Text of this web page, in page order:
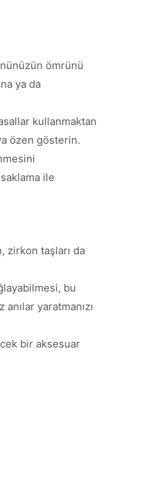
ömrünü
ya da
kullanmaktan
özen gösterin.
ile
zirkon taşları da
bu
yaratmanızı
bir aksesuar